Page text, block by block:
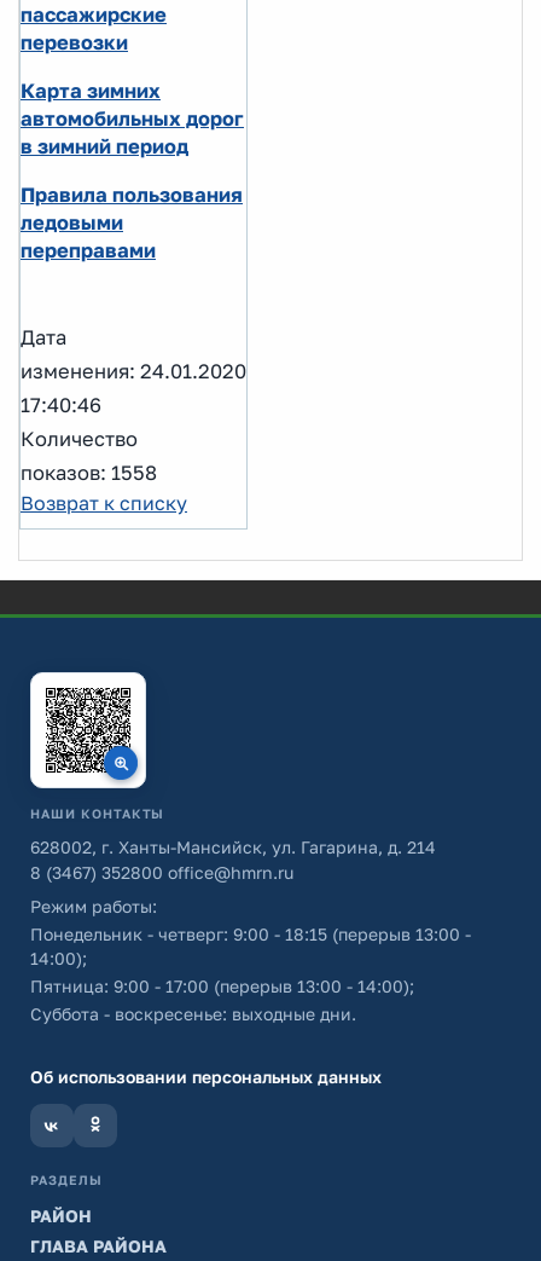
пассажирские
перевозки
Карта зимних
автомобильных дорог
в зимний период
Правила пользования
ледовыми
переправами
Дата
изменения: 24.01.2020
17:40:46
Количество
показов: 1558
Возврат к списку
НАШИ КОНТАКТЫ
628002, г. Ханты-Мансийск, ул. Гагарина, д. 214
8 (3467) 352800 office@hmrn.ru
Режим работы:
Понедельник - четверг: 9:00 - 18:15 (перерыв 13:00 -
14:00);
Пятница: 9:00 - 17:00 (перерыв 13:00 - 14:00);
Суббота - воскресенье: выходные дни.
Об использовании персональных данных
РАЗДЕЛЫ
РАЙОН
ГЛАВА РАЙОНА